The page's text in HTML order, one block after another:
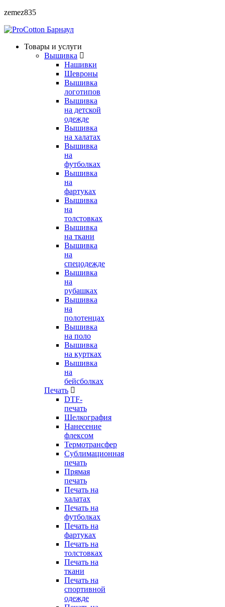
zemez835
Барнаул
Товары и услуги
Вышивка
Нашивки
Шевроны
Вышивка
логотипов
Вышивка
на детской
одежде
Вышивка
на халатах
Вышивка
на
футболках
Вышивка
на
фартуках
Вышивка
на
толстовках
Вышивка
на ткани
Вышивка
на
спецодежде
Вышивка
на
рубашках
Вышивка
на
полотенцах
Вышивка
на поло
Вышивка
на куртках
Вышивка
на
бейсболках
Печать
DTF-
печать
Шелкография
Нанесение
флексом
Термотрансфер
Сублимационная
печать
Прямая
печать
Печать на
халатах
Печать на
футболках
Печать на
фартуках
Печать на
толстовках
Печать на
ткани
Печать на
спортивной
одежде